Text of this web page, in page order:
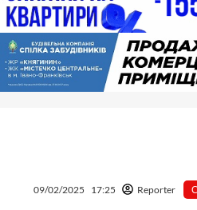
09/02/2025 17:25 Reporter